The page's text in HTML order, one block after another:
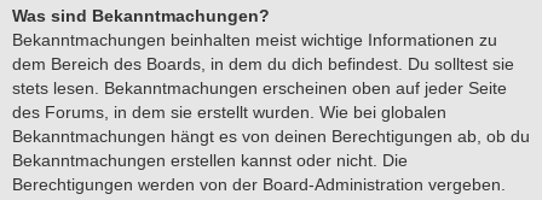
Was sind Bekanntmachungen?
Bekanntmachungen beinhalten meist wichtige Informationen zu
dem Bereich des Boards, in dem du dich befindest. Du solltest sie
stets lesen. Bekanntmachungen erscheinen oben auf jeder Seite
des Forums, in dem sie erstellt wurden. Wie bei globalen
Bekanntmachungen hängt es von deinen Berechtigungen ab, ob du
Bekanntmachungen erstellen kannst oder nicht. Die
Berechtigungen werden von der Board-Administration vergeben.